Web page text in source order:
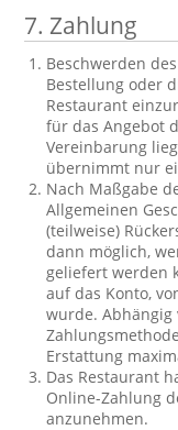
7. Zahlung
Beschwerden
Bestellung oder
Restaurant
für das Angebot
Vereinbarung
übernimmt nur
Nach Maßgabe
Allgemeinen
(teilweise)
dann möglich,
geliefert werden
auf das Konto,
wurde.
Erstattung
Das Restaurant
Online-Zahlung
anzunehmen.